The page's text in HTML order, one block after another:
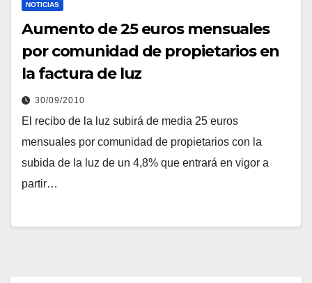
NOTICIAS
Aumento de 25 euros mensuales
por comunidad de propietarios en
la factura de luz
30/09/2010
El recibo de la luz subirá de media 25 euros
mensuales por comunidad de propietarios con la
subida de la luz de un 4,8% que entrará en vigor a
partir…